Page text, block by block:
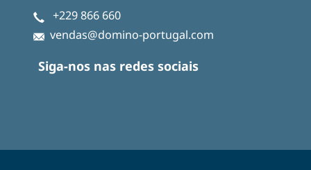
+229 866 660
vendas@domino-portugal.com
Siga-nos nas redes sociais